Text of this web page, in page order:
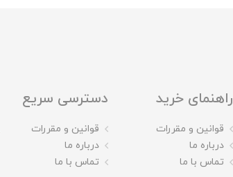
راهنمای خرید
قوانین و مقررات
درباره ما
تماس با ما
دسترسی سریع
قوانین و مقررات
درباره ما
تماس با ما